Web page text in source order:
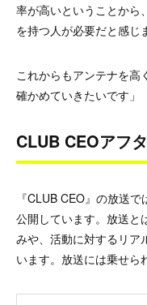
率が高いということから
を持つ人が必要だと感じ
これからもアンテナを高
確かめていきたいです」
CLUB CEOアフ
『CLUB CEO』の放送
公開しています。放送と
みや、活動に対するリア
います。放送には乗せら